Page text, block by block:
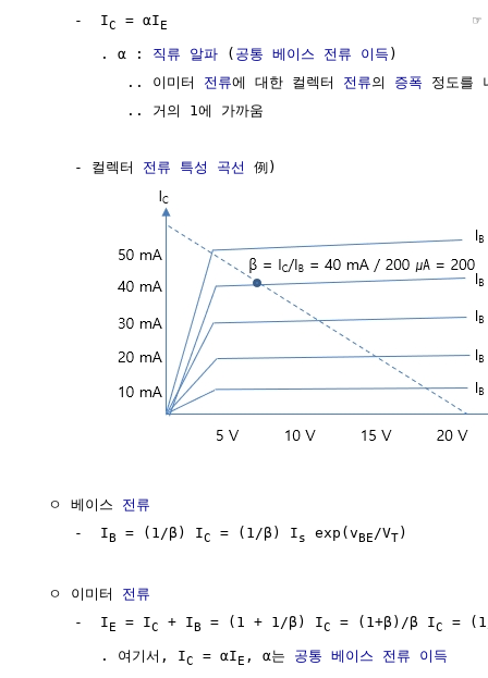
     -  I
C = αIE
        . α :
직류 알파 ( 공통 베이스 전류 이득 )
           .. 이미터
전류에 대한 컬렉터 전류의 증폭 정도를
           .. 거의 1에 가까움
     - 컬렉터
전류 특성 곡선 例)
  ㅇ 베이스
전류
     -  I
B = (1/β) IC = (1/β) Is exp(vBE /VT)
  ㅇ 이미터
전류
     -  I
E = IC + IB = (1 + 1/β) IC = (1+β)/β IC =
        . 여기서, I
C = αIE , α는 공통 베이스 전류 이득